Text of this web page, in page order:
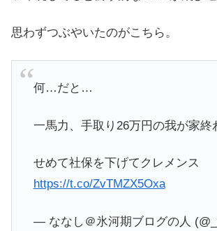
思わずつぶやいたのがこちら。
何…だと…
一馬力、手取り26万円の我が家終
せめて社保を下げてクレメンス
https://t.co/ZvTMZX5Oxa
— ななし＠氷河期ブログの人